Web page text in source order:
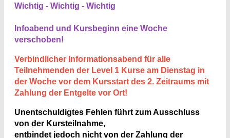
Wichtig - Wichtig - Wichtig
Infoabend und Kursbeginn eine Woche
verschoben!
Verbindlicher Informationsabend für alle
Teilnehmenden der Level 1 Kurse am Dienstag in
der Woche vor dem Kursstart des 2. Zeitraums mit
Zahlung der Entgelte vor Ort!
Unentschuldigtes Fehlen führt zum Ausschluss
von der Kursteilnahme,
entbindet jedoch nicht von der Zahlung der